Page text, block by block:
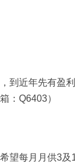
到近年先有盈
：Q6403）
望每月月供3及